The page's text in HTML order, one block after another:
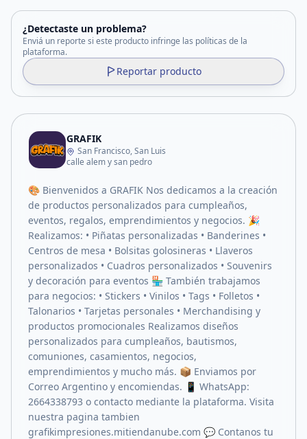
¿Detectaste un problema?
Enviá un reporte si este producto infringe las políticas de la
plataforma.
Reportar producto
GRAFIK
San Francisco, San Luis
calle alem y san pedro
🎨 Bienvenidos a GRAFIK Nos dedicamos a la creación
de productos personalizados para cumpleaños,
eventos, regalos, emprendimientos y negocios. 🎉
Realizamos: • Piñatas personalizadas • Banderines •
Centros de mesa • Bolsitas golosineras • Llaveros
personalizados • Cuadros personalizados • Souvenirs
y decoración para eventos 🏪 También trabajamos
para negocios: • Stickers • Vinilos • Tags • Folletos •
Talonarios • Tarjetas personales • Merchandising y
productos promocionales Realizamos diseños
personalizados para cumpleaños, bautismos,
comuniones, casamientos, negocios,
emprendimientos y mucho más. 📦 Enviamos por
Correo Argentino y encomiendas. 📱 WhatsApp:
2664338793 o contacto mediante la plataforma. Visita
nuestra pagina tambien
grafikimpresiones.mitiendanube.com 💬 Contanos tu